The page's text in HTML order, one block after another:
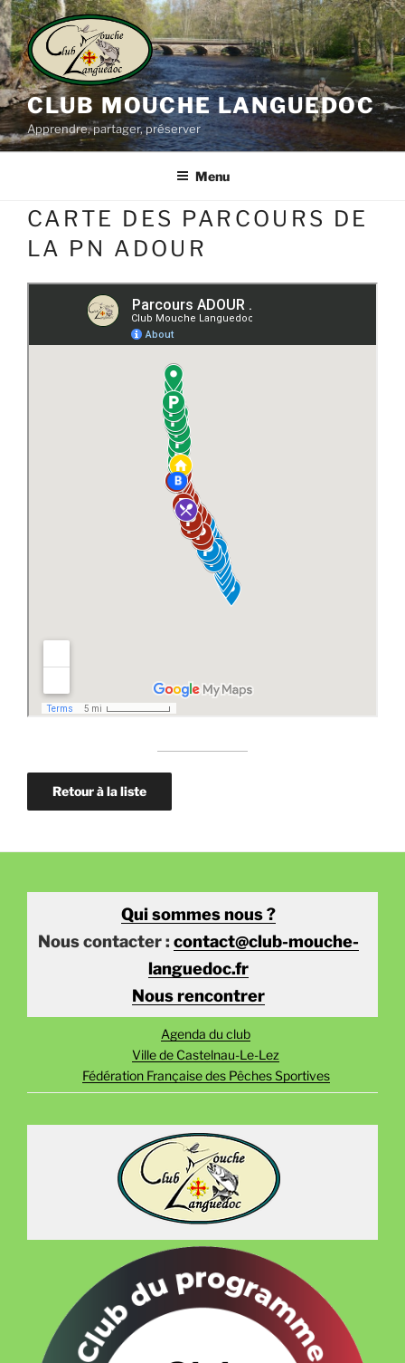
Aller
au
contenu
principal
CLUB MOUCHE LANGUEDOC
Apprendre, partager, préserver
Menu
CARTE DES PARCOURS DE
LA PN ADOUR
Retour à la liste
Qui sommes nous ?
Nous contacter : contact@club-mouche-
languedoc.fr
Nous rencontrer
Agenda du club
Ville de Castelnau-Le-Lez
Fédération Française des Pêches Sportives